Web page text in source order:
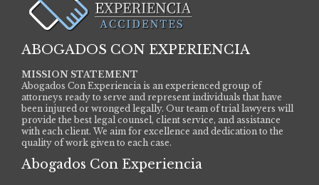
ABOGADOS CON EXPERIENCIA
MISSION STATEMENT
Abogados Con Experiencia is an experienced group of
attorneys ready to serve and represent individuals that have
been injured or wronged legally. Our team of trial lawyers will
provide the best legal counsel, client service, and assistance
with each client. We aim for excellence and dedication to the
quality of work given to each case.
Abogados Con Experiencia